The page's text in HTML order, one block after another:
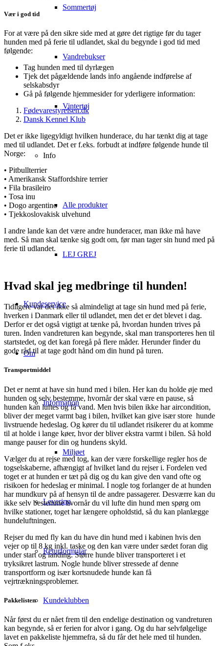
Sommertøj
Vandrebukser
Vintertøj
Info
Alle produkter
LEJ GREJ
Kundeservice
Om
Information
Miljøet
Levering
Returformular
Kundeklubben
Vær i god tid
For at være på den sikre side med at gøre det rigtige før du tager
hunden med på ferie til udlandet, skal du begynde i god tid med
følgende:
Tag hunden med til dyrlægen
Tjek det pågældende lands info angående indførelse af
selskabsdyr
Gå på følgende hjemmesider for yderligere information:
Fødevarestyrelsen.dk
Dansk Kennel Klub
Det er ikke ligegyldigt hvilken hunderace, du har tænkt dig at tage
med til udlandet. Det er f.eks. forbudt at indføre følgende hunde til
Norge:
• Pitbullterrier
• Amerikansk Staffordshire terrier
• Fila brasileiro
• Tosa inu
• Dogo argentino
• Tjekkoslovakisk ulvehund
I andre lande kan det være andre hunderacer, man ikke må have
med. Så man skal tænke sig godt om, før man tager sin hund med på
ferie til udlandet.
Hvad skal jeg medbringe til hunden!
Tidligere var det ikke så almindeligt at tage sin hund med på ferie,
hverken i Danmark eller til udlandet, men det er det blevet i dag.
Derfor er det også vigtigt at tænke på, hvordan hunden trives på
turen. Inden vandreturen kan begynde, skal man transporteres hen til
startstedet, og det kan foregå på flere måder. Herunder finder du
gode råd til at tage godt hånd om din hund på turen.
Transportmiddel
Det er nemt at have sin hund med i bilen. Her kan du holde øje med
hunden og selv bestemme, hvornår der skal være en pause, så
hunden kan luftes og få vand. Men hvis bilen ikke har aircondition,
bliver der meget varmt bag i bilen, hvilket kan give især store hunde
livstruende hedeslag. Og kører du til udlandet risikerer du at komme
til at holde i lange køer, hvor der bliver ekstra varmt i bilen. Så hold
mange pauser for din og hundens skyld.
Vælger du at rejse med tog, kan der være forskellige regler hos de
togselskaberne, afhængigt af hvilket land du rejser i. Fordelen ved
toget er at hunden er tæt på dig og du kan give den vand ofte og
risikoen for hedeslag er minimal. I nogle tog forlanger de at hunden
har mundkurv på af hensyn til de andre passagerer. Desværre kan du
ikke selv bestemme hvornår du vil lufte din hund men spørg om
hvilke stationer, toget har længere opholdstid, så du kan planlægge
hundeluftningen.
Rejser du med fly kan du have din hund med i kabinen hvis den
vejer op til 8 kg inkl. taske og den kan være under sædet foran dig
under start og landing. Større hunde bliver transporteret i et
tryksikret lastrum. Nogle hunde bliver stressede af denne
transportform og især kortsnudede hunde kan få
vejrtrækningsproblemer.
Pakkelisten
Når først du er nået frem til den endelige destination og vandreturen
kan begynde, så er ferien for alvor i gang. Og du har selvfølgelige
lavet en pakkeliste hjemmefra, så du får det hele med til hunden.